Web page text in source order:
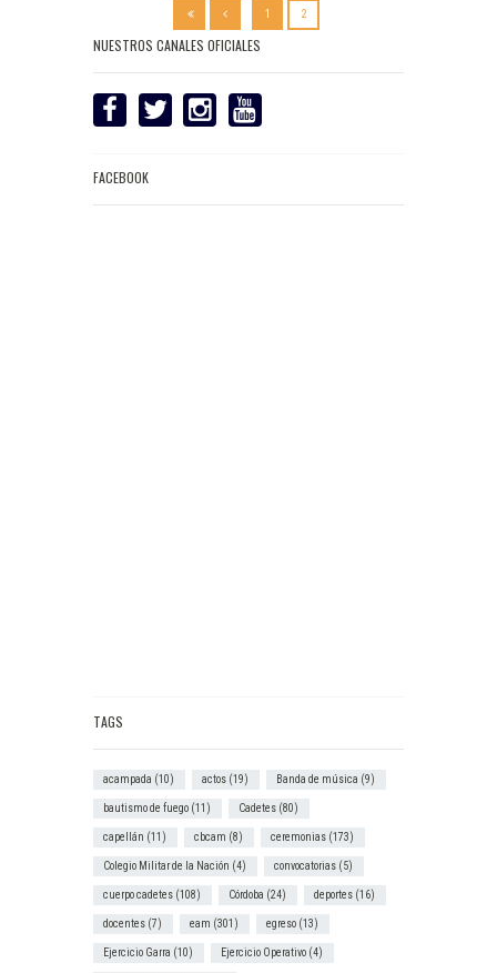
1 2
NUESTROS CANALES OFICIALES
FACEBOOK
TAGS
acampada (10) actos (19) Banda de música (9)
bautismo de fuego (11) Cadetes (80)
capellán (11) cbcam (8) ceremonias (173)
Colegio Militar de la Nación (4) convocatorias (5)
cuerpo cadetes (108) Córdoba (24) deportes (16)
docentes (7) eam (301) egreso (13)
Ejercicio Garra (10) Ejercicio Operativo (4)